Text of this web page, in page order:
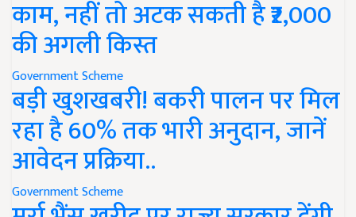
काम, नहीं तो अटक सकती है ₹2,000
की अगली किस्त
Government Scheme
बड़ी खुशखबरी! बकरी पालन पर मिल
रहा है 60% तक भारी अनुदान, जानें
आवेदन प्रक्रिया..
Government Scheme